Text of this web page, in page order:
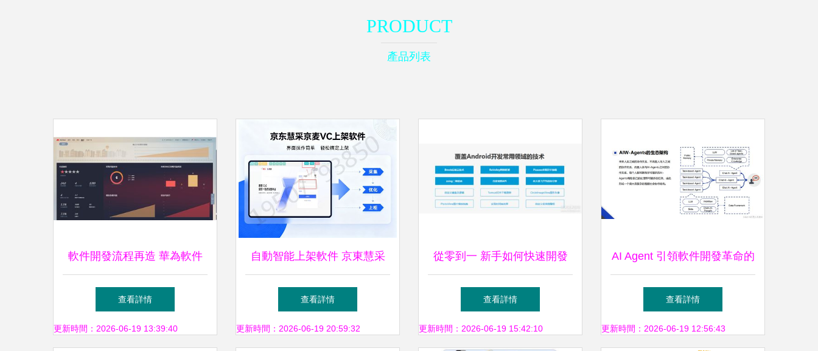
PRODUCT
產品列表
軟件開發流程再造 華為軟件
開發云典型軟件產品案例分析
查看詳情
更新時間：2026-06-19 13:39:40
自動智能上架軟件 京東慧采
商品專屬上架工具的革新與賦
能
查看詳情
更新時間：2026-06-19 20:59:32
從零到一 新手如何快速開發
Android App（完整指南）
查看詳情
更新時間：2026-06-19 15:42:10
AI Agent 引領軟件開發革命的
未來之路
查看詳情
更新時間：2026-06-19 12:56:43